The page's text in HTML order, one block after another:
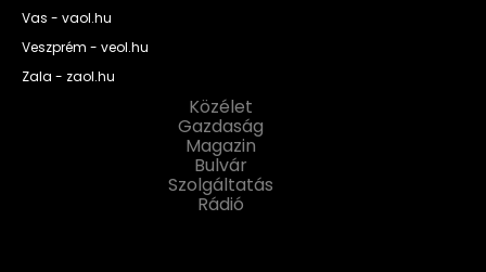
Vas - vaol.hu
Veszprém - veol.hu
Zala - zaol.hu
Közélet
Gazdaság
Magazin
Bulvár
Szolgáltatás
Rádió